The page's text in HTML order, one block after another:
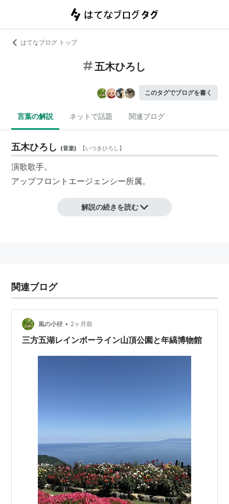
はてなブログ トップ
五木ひろし
このタグでブログを書く
言葉の解説 ネットで話題 関連ブログ
五木ひろし (音楽) 【いつきひろし 】
演歌歌手。
アップフロントエージェンシー所属。
昭和23年3月14日、福井県三方郡美浜町に生れる
週勝ち抜きの栄光を得る。
ま・たそがれ」の大ヒットにより、数多くの賞を受賞。
一躍ミリオンセラー歌手となる。
昭和51年、ラスベガス公演。
芸名の由来は作家の五木寛之
解説の続きを読む
関連ブログ
風の小径 • 2ヶ月前
三方五湖レインボーライン山頂公園と年縞博物館